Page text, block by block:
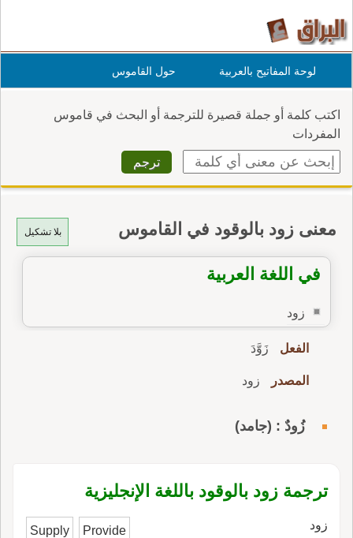
لوحة المفاتيح بالعربية حول القاموس
اكتب كلمة أو جملة قصيرة للترجمة أو البحث في قاموس
المفردات
بلا تشكيل معنى زود بالوقود في القاموس
في اللغة العربية
زود
الفعل زَوَّدَ
المصدر زود
زُودٌ : (جامد)
ترجمة زود بالوقود باللغة الإنجليزية
زود Supply Provide